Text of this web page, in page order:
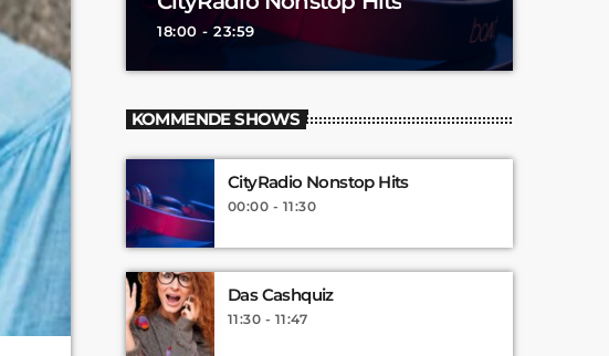
18:00 - 23:59
KOMMENDE SHOWS
CityRadio Nonstop Hits
00:00 - 11:30
Das Cashquiz
11:30 - 11:47